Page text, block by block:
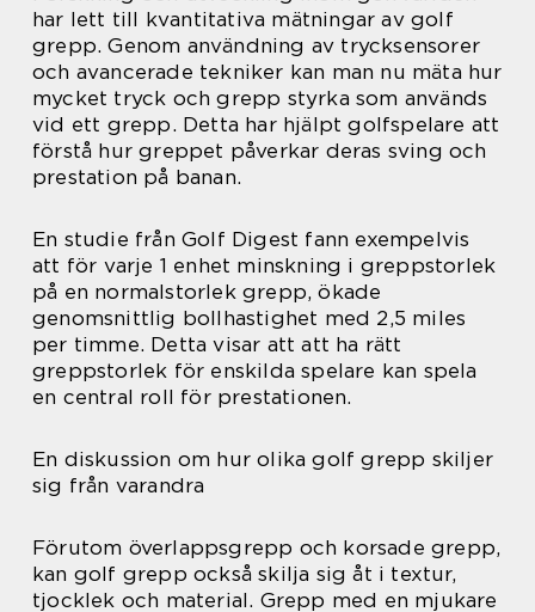
har lett till kvantitativa mätningar av golf
grepp. Genom användning av trycksensorer
och avancerade tekniker kan man nu mäta hur
mycket tryck och grepp styrka som används
vid ett grepp. Detta har hjälpt golfspelare att
förstå hur greppet påverkar deras sving och
prestation på banan.
En studie från Golf Digest fann exempelvis
att för varje 1 enhet minskning i greppstorlek
på en normalstorlek grepp, ökade
genomsnittlig bollhastighet med 2,5 miles
per timme. Detta visar att att ha rätt
greppstorlek för enskilda spelare kan spela
en central roll för prestationen.
En diskussion om hur olika golf grepp skiljer
sig från varandra
Förutom överlappsgrepp och korsade grepp,
kan golf grepp också skilja sig åt i textur,
tjocklek och material. Grepp med en mjukare